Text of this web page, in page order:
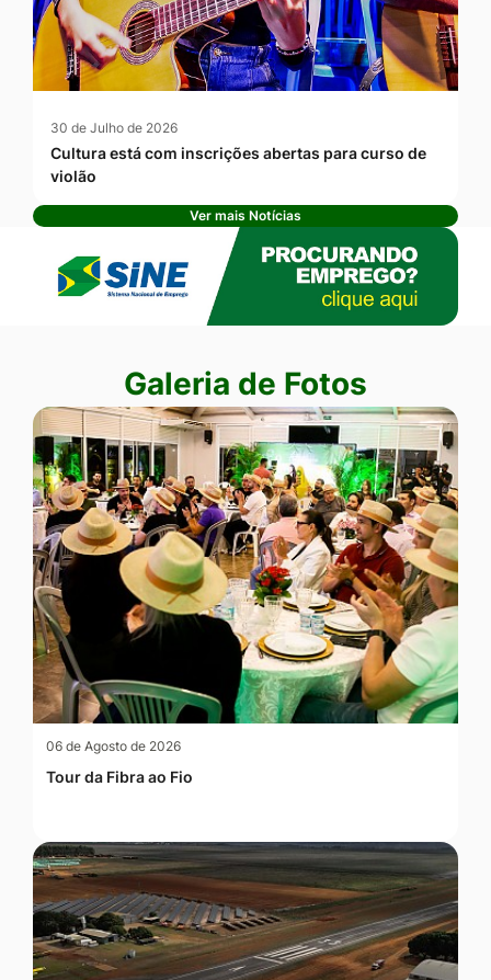
30 de Julho de 2026
Cultura está com inscrições abertas para curso de
violão
Ver mais Notícias
Seção Galeria de Fotos
Galeria de Fotos
06 de Agosto de 2026
Tour da Fibra ao Fio